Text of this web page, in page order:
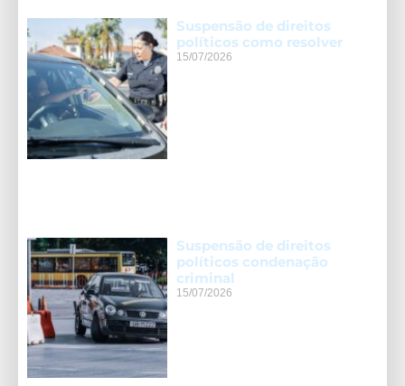
Suspensão de direitos
políticos como resolver
15/07/2026
Suspensão de direitos
políticos condenação
criminal
15/07/2026